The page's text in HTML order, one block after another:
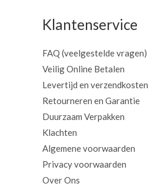
Klantenservice
FAQ (veelgestelde vragen)
Veilig Online Betalen
Levertijd en verzendkosten
Retourneren en Garantie
Duurzaam Verpakken
Klachten
Algemene voorwaarden
Privacy voorwaarden
Over Ons